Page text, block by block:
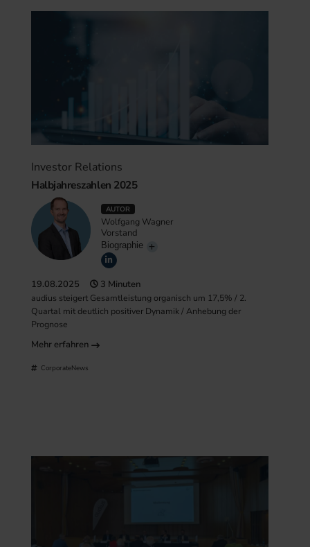
Investor Relations
Halbjahreszahlen 2025
AUTOR
Wolfgang Wagner
Vorstand
Biographie
19.08.2025 3 Minuten
audius steigert Gesamtleistung organisch um 17,5% / 2.
Quartal mit deutlich positiver Dynamik / Anhebung der
Prognose
Mehr erfahren
CorporateNews